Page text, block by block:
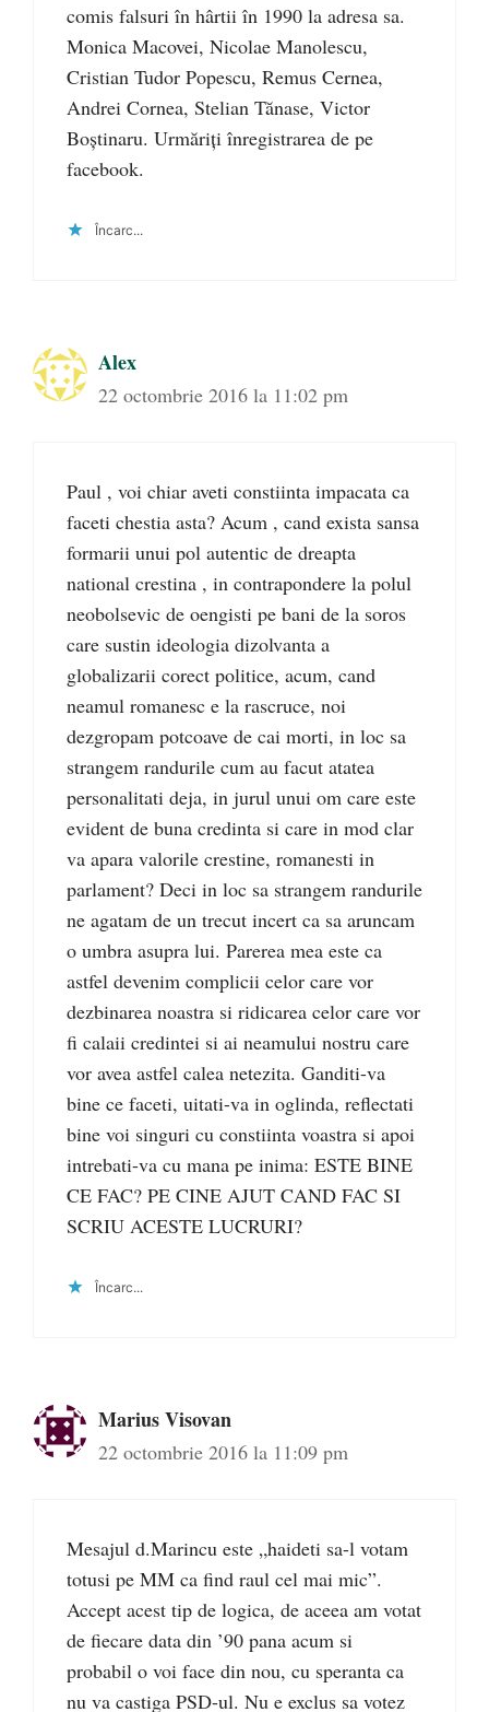
comis falsuri în hârtii în 1990 la adresa sa.
Monica Macovei, Nicolae Manolescu,
Cristian Tudor Popescu, Remus Cernea,
Andrei Cornea, Stelian Tănase, Victor
Boștinaru. Urmăriți înregistrarea de pe
facebook.
Încarc...
Alex
22 octombrie 2016 la 11:02 pm
Paul , voi chiar aveti constiinta impacata ca
faceti chestia asta? Acum , cand exista sansa
formarii unui pol autentic de dreapta
national crestina , in contrapondere la polul
neobolsevic de oengisti pe bani de la soros
care sustin ideologia dizolvanta a
globalizarii corect politice, acum, cand
neamul romanesc e la rascruce, noi
dezgropam potcoave de cai morti, in loc sa
strangem randurile cum au facut atatea
personalitati deja, in jurul unui om care este
evident de buna credinta si care in mod clar
va apara valorile crestine, romanesti in
parlament? Deci in loc sa strangem randurile
ne agatam de un trecut incert ca sa aruncam
o umbra asupra lui. Parerea mea este ca
astfel devenim complicii celor care vor
dezbinarea noastra si ridicarea celor care vor
fi calaii credintei si ai neamului nostru care
vor avea astfel calea netezita. Ganditi-va
bine ce faceti, uitati-va in oglinda, reflectati
bine voi singuri cu constiinta voastra si apoi
intrebati-va cu mana pe inima: ESTE BINE
CE FAC? PE CINE AJUT CAND FAC SI
SCRIU ACESTE LUCRURI?
Încarc...
Marius Visovan
22 octombrie 2016 la 11:09 pm
Mesajul d.Marincu este „haideti sa-l votam
totusi pe MM ca find raul cel mai mic”.
Accept acest tip de logica, de aceea am votat
de fiecare data din ’90 pana acum si
probabil o voi face din nou, cu speranta ca
nu va castiga PSD-ul. Nu e exclus sa votez